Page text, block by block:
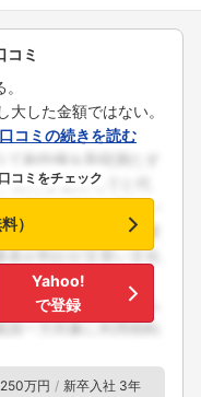
コミ
した金額ではない。
コミの続きを読む
コミをチェック
）
Yahoo!
で登録
万円
新卒入社 3年